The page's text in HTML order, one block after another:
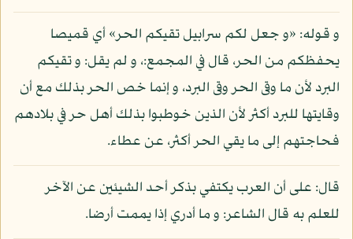
و قوله: «و جعل لكم سرابيل تقيكم الحر» أي قميصا
يحفظكم من الحر، قال في المجمع:، و لم يقل: و تقيكم
البرد لأن ما وقى الحر وقى البرد، و إنما خص الحر بذلك مع أن
وقايتها للبرد أكثر لأن الذين خوطبوا بذلك أهل حر في بلادهم
فحاجتهم إلى ما يقي الحر أكثر، عن عطاء.
قال: على أن العرب يكتفي بذكر أحد الشيئين عن الآخر
للعلم به قال الشاعر: و ما أدري إذا يممت أرضا.